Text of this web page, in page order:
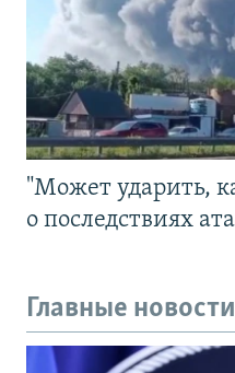
"Может ударить,
о последствиях
Главные новости